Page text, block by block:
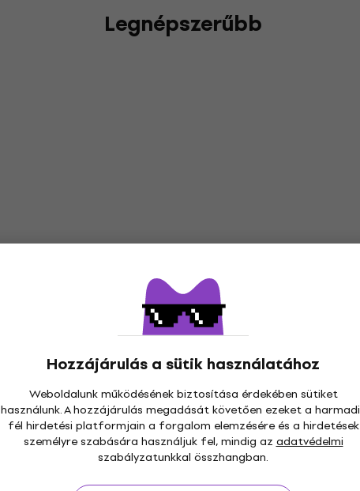
Hozzájárulás a sütik használatához
Weboldalunk működésének biztosítása érdekében sütiket
használunk. A hozzájárulás megadását követően ezeket a
fél hirdetési platformjain a forgalom elemzésére és a hirdetések
személyre szabására használjuk fel, mindig azadatvédelmi
szabályzatunkkal összhangban.
Legnépszerűbb